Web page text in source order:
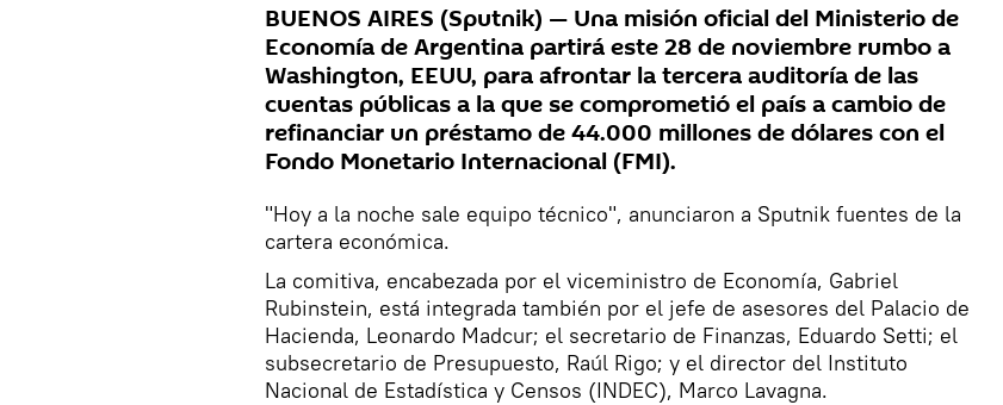
BUENOS AIRES (Sputnik) — Una misión oficial del Ministerio de
Economía de Argentina partirá este 28 de noviembre rumbo a
Washington, EEUU, para afrontar la tercera auditoría de las
cuentas públicas a la que se comprometió el país a cambio de
refinanciar un préstamo de 44.000 millones de dólares con el
Fondo Monetario Internacional (FMI).
"Hoy a la noche sale equipo técnico", anunciaron a Sputnik fuentes de la
cartera económica.
La comitiva, encabezada por el viceministro de Economía, Gabriel
Rubinstein, está integrada también por el jefe de asesores del Palacio de
Hacienda, Leonardo Madcur; el secretario de Finanzas, Eduardo Setti; el
subsecretario de Presupuesto, Raúl Rigo; y el director del Instituto
Nacional de Estadística y Censos (INDEC), Marco Lavagna.